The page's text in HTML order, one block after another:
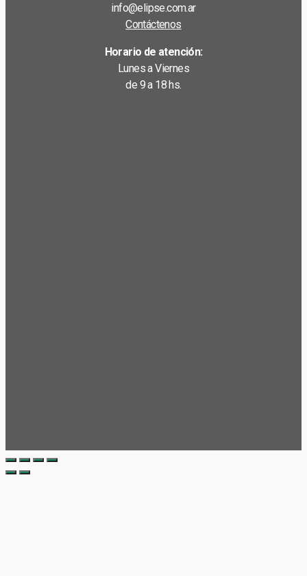
info@elipse.com.ar
Contáctenos
Horario de atención:
Lunes a Viernes
de 9 a 18 hs.